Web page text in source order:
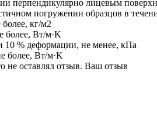
перпендикулярно лицевым
погружении образцов в
кг/м2
более, Вт/м·K
10 % деформации, не менее, кПа
более, Вт/м·K
не оставлял отзыв. Ваш отзыв